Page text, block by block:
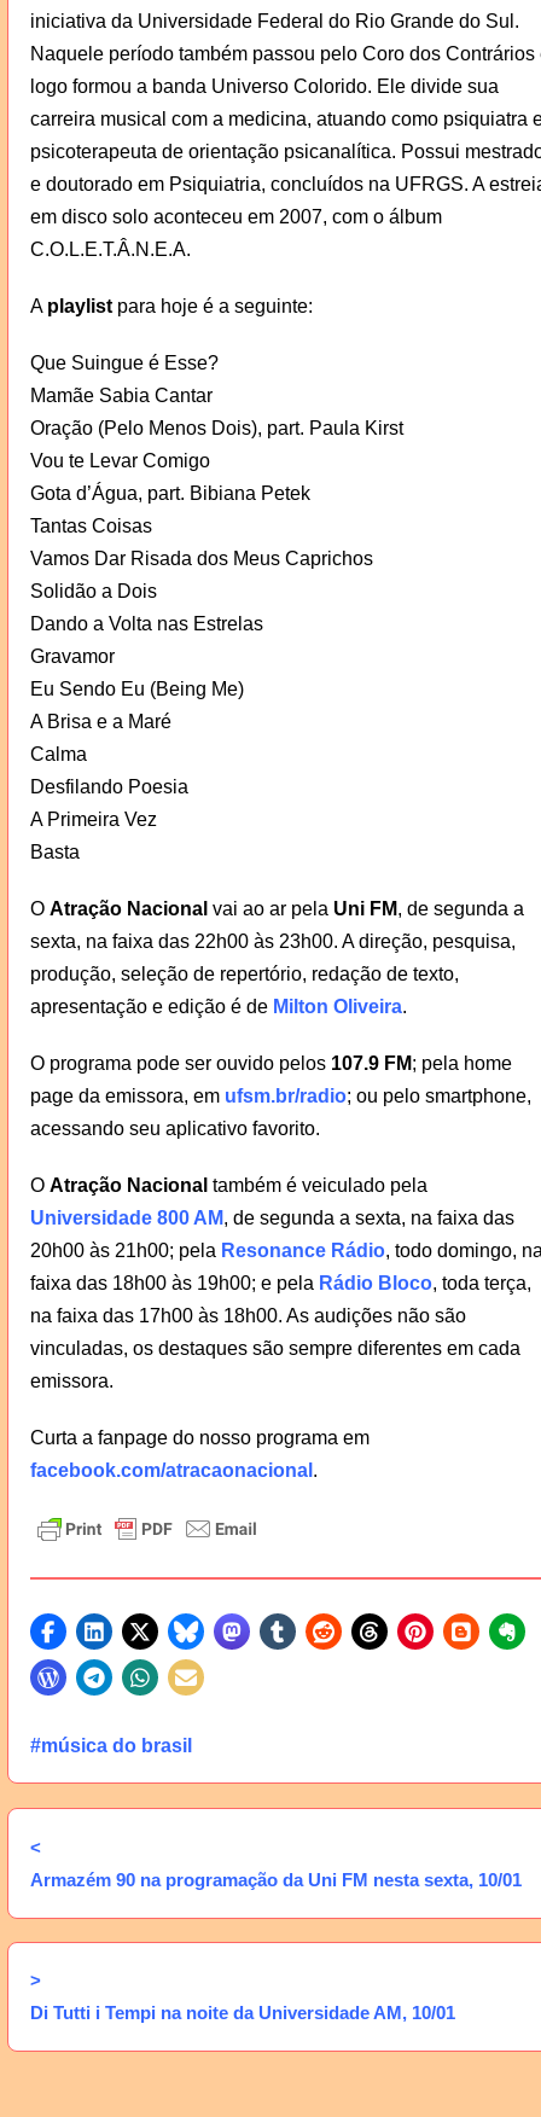
iniciativa da Universidade Federal do Rio Grande do Sul.
Naquele período também passou pelo Coro dos Contrários
logo formou a banda Universo Colorido. Ele divide sua
carreira musical com a medicina, atuando como psiquiatra
psicoterapeuta de orientação psicanalítica. Possui
e doutorado em Psiquiatria, concluídos na UFRGS. A
em disco solo aconteceu em 2007, com o álbum
C.O.L.E.T.Â.N.E.A.
A playlistpara hoje é a seguinte:
Que Suingue é Esse?
Mamãe Sabia Cantar
Oração (Pelo Menos Dois), part. Paula Kirst
Vou te Levar Comigo
Gota d’Água, part. Bibiana Petek
Tantas Coisas
Vamos Dar Risada dos Meus Caprichos
Solidão a Dois
Dando a Volta nas Estrelas
Gravamor
Eu Sendo Eu (Being Me)
A Brisa e a Maré
Calma
Desfilando Poesia
A Primeira Vez
Basta
O Atração Nacional vai ao ar pela Uni FM, de segunda a
sexta, na faixa das 22h00 às 23h00. A direção, pesquisa,
produção, seleção de repertório, redação de texto,
apresentação e edição é de Milton Oliveira.
O programa pode ser ouvido pelos 107.9 FM; pela home
page da emissora, em ufsm.br/radio; ou pelo smartphone,
acessando seu aplicativo favorito.
O Atração Nacional também é veiculado pela
Universidade 800 AM, de segunda a sexta, na faixa das
20h00 às 21h00; pela Resonance Rádio, todo domingo,
faixa das 18h00 às 19h00; e pela Rádio Bloco, toda terça,
na faixa das 17h00 às 18h00. As audições não são
vinculadas, os destaques são sempre diferentes em cada
emissora.
Curta a fanpage do nosso programa em
facebook.com/atracaonacional .
#música do brasil
<
Armazém 90 na programação da Uni FM nesta sexta, 10/01
>
Di Tutti i Tempi na noite da Universidade AM, 10/01